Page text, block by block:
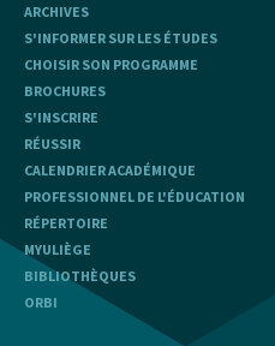
ARCHIVES
S'INFORMER SUR LES ÉTUDES
CHOISIR SON PROGRAMME
BROCHURES
S'INSCRIRE
RÉUSSIR
CALENDRIER ACADÉMIQUE
PROFESSIONNEL DE L'ÉDUCATION
RÉPERTOIRE
MYULIÈGE
BIBLIOTHÈQUES
ORBI